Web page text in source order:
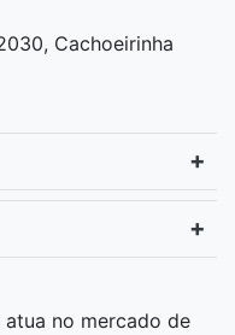
Cachoeirinha
no mercado de